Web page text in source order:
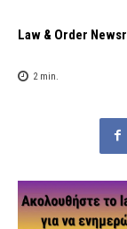
Law & Order
2min.